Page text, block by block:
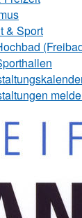
& Sport